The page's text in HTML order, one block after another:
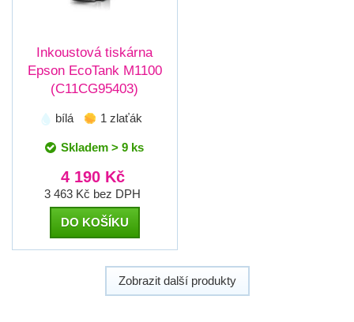
Inkoustová tiskárna
Epson EcoTank M1100
(C11CG95403)
bílá 1 zlaťák
Skladem > 9 ks
4 190 Kč
3 463 Kč bez DPH
DO KOŠÍKU
Zobrazit další produkty